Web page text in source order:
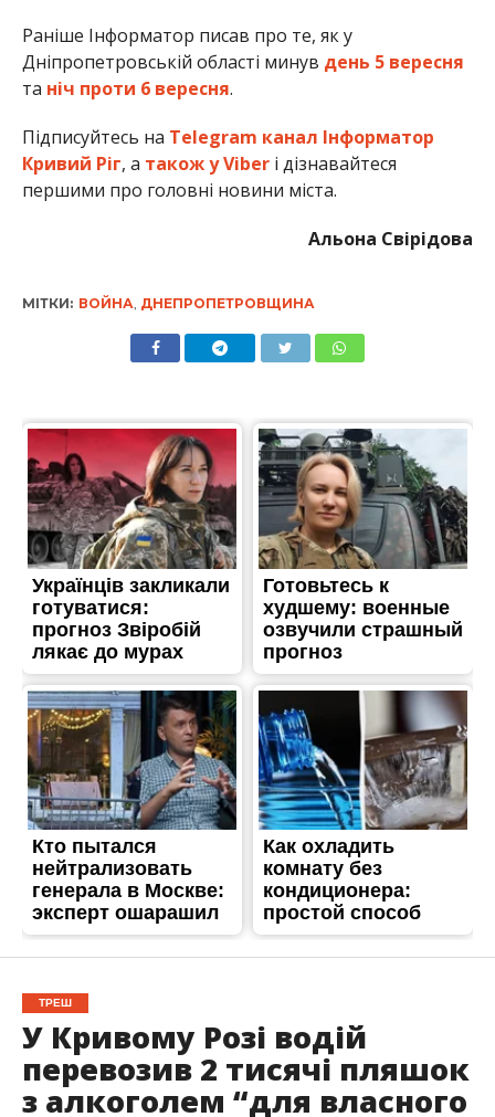
Раніше Інформатор писав про те, як у
Дніпропетровській області минув день 5 вересня
та ніч проти 6 вересня.
Підписуйтесь на Telegram канал Інформатор
Кривий Ріг, а також у Viberі дізнавайтеся
першими про головні новини міста.
Альона Свірідова
МІТКИ: ВОЙНА, ДНЕПРОПЕТРОВЩИНА
ТРЕШ
У Кривому Розі водій
перевозив 2 тисячі пляшок
з алкоголем “для власного